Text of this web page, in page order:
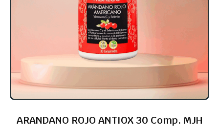
ARANDANO ROJO ANTIOX 30 Comp. MJH